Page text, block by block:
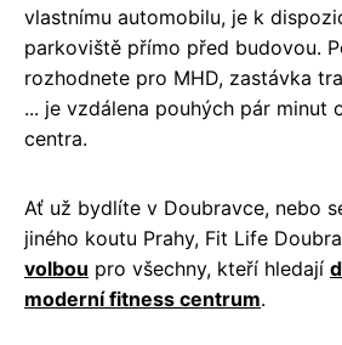
vlastnímu automobilu, je k
parkoviště přímo před budovou.
rozhodnete pro MHD, zastávka
... je vzdálena pouhých pár minut
centra.
Ať už bydlíte v Doubravce, nebo
jiného koutu Prahy, Fit Life
volbou pro všechny, kteří hledají
moderní fitness centrum.